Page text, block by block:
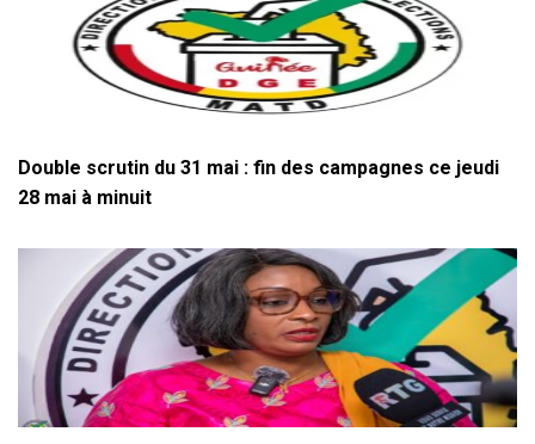
Double scrutin du 31 mai : fin des campagnes ce jeudi
28 mai à minuit